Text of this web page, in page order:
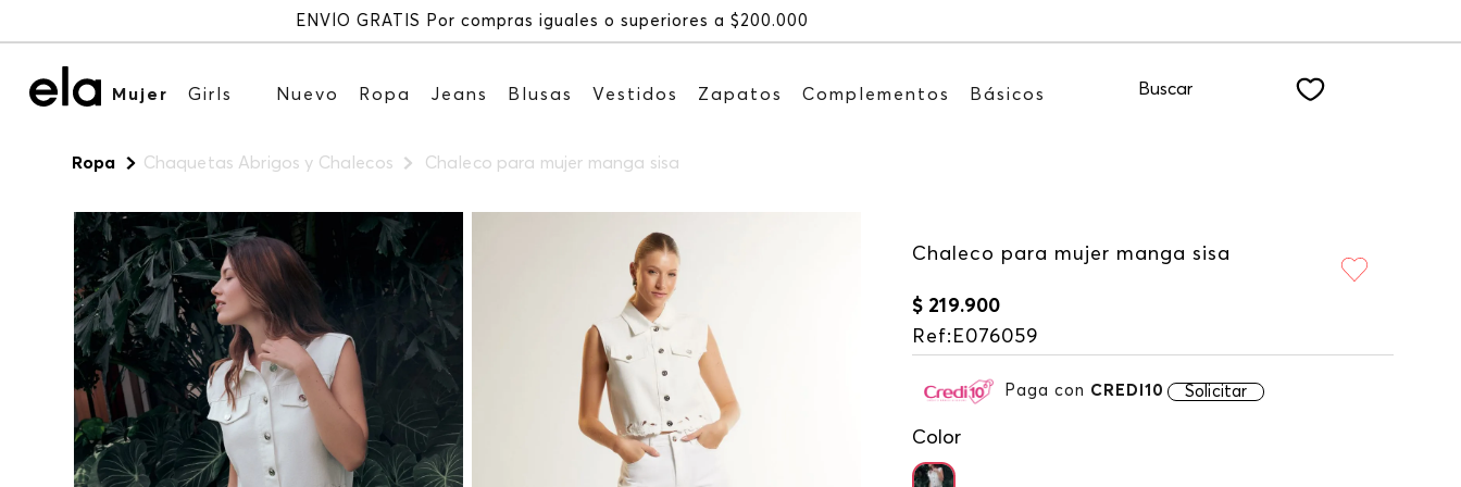
Recibe: 15%OFF suscribiéndote a nuestro NEWSLETTER
Mujer Girls Nuevo Ropa Jeans Blusas Vestidos Zapatos Complementos Básicos Buscar
Ropa Chaquetas Abrigos y Chalecos Chaleco para mujer manga sisa
Chaleco para mujer manga sisa
$ 219.900
Ref: E076059
Paga con CREDI10 Solicitar
Color